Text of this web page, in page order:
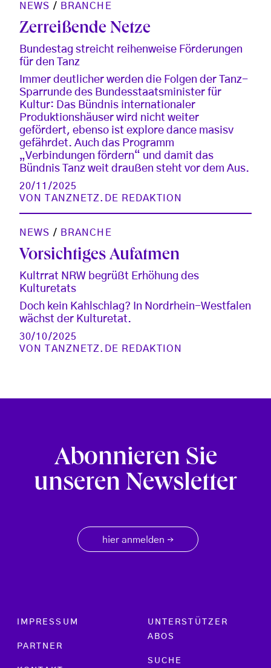
NEWS / BRANCHE
Zerreißende Netze
Bundestag streicht reihenweise Förderungen
für den Tanz
Immer deutlicher werden die Folgen der Tanz-
Sparrunde des Bundesstaatsminister für
Kultur: Das Bündnis internationaler
Produktionshäuser wird nicht weiter
gefördert, ebenso ist explore dance masisv
gefährdet. Auch das Programm
„Verbindungen fördern“ und damit das
Bündnis Tanz weit draußen steht vor dem Aus.
20/11/2025
VON
TANZNETZ.DE REDAKTION
NEWS / BRANCHE
Vorsichtiges Aufatmen
Kultrrat NRW begrüßt Erhöhung des
Kulturetats
Doch kein Kahlschlag? In Nordrhein-Westfalen
wächst der Kulturetat.
30/10/2025
VON
TANZNETZ.DE REDAKTION
Abonnieren Sie
unseren Newsletter
hier anmelden →
Footer menu
IMPRESSUM
PARTNER
UNTERSTÜTZER
ABOS
SUCHE